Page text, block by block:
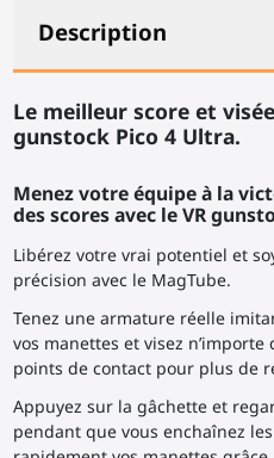
Description
Le meilleur score et
gunstock Pico 4 Ultra.
Menez votre équipe à la
des scores avec le VR
Libérez votre vrai potentiel et
précision avec le MagTube.
Tenez une armature réelle
vos manettes et visez
points de contact pour plus de
Appuyez sur la gâchette et
pendant que vous enchaînez